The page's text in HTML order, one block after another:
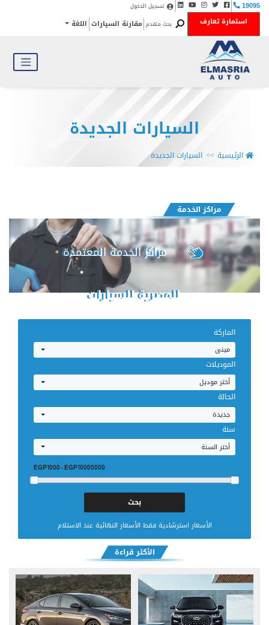
19095 تسجيل الدخول
استمارة تعارف بحث متقدم مقارنة السيارات اللغة
السيارات الجديدة
الرئيسية السيارات الجديدة
مراكز الخدمة
مراكز الخدمة المعتمدة
للمصرية للسيارات
الماركة
مينى
الموديلات
أختر موديل
الحالة
جديدة
سنة
أختر السنة
EGP1000 - EGP10000000
الأسعار استرشادية فقط الأسعار النهائية عند الاستلام
الأكثر قراءة